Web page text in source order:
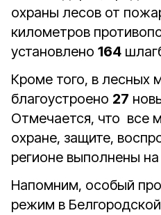
охраны лесов от
километров
установлено 164
Кроме того, в лесных
благоустроено 27
Отмечается, что все
охране, защите,
регионе выполнены на
Напомним, особый
режим в